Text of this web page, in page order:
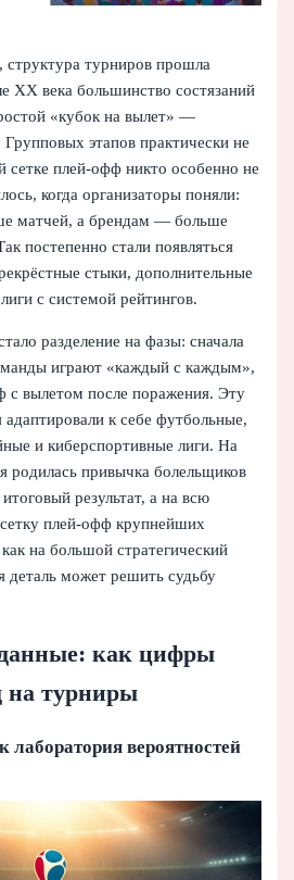
структура турниров прошла
XX века большинство состязаний
«кубок на вылет» —
этапов практически не
сетке плей-офф никто особенно не
когда организаторы поняли:
матчей, а брендам — больше
постепенно стали появляться
стыки, дополнительные
с системой рейтингов.
разделение на фазы: сначала
играют «каждый с каждым»,
с вылетом после поражения. Эту
к себе футбольные,
и киберспортивные лиги. На
родилась привычка болельщиков
результат, а на всю
плей-офф крупнейших
на большой стратегический
деталь может решить судьбу
как цифры
на турниры
лаборатория вероятностей